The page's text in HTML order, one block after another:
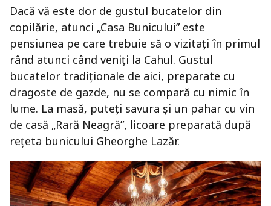
Dacă vă este dor de gustul bucatelor din
copilărie, atunci „Casa Bunicului” este
pensiunea pe care trebuie să o vizitați în primul
rând atunci când veniți la Cahul. Gustul
bucatelor tradiționale de aici, preparate cu
dragoste de gazde, nu se compară cu nimic în
lume. La masă, puteți savura și un pahar cu vin
de casă „Rară Neagră”, licoare preparată după
rețeta bunicului Gheorghe Lazăr.